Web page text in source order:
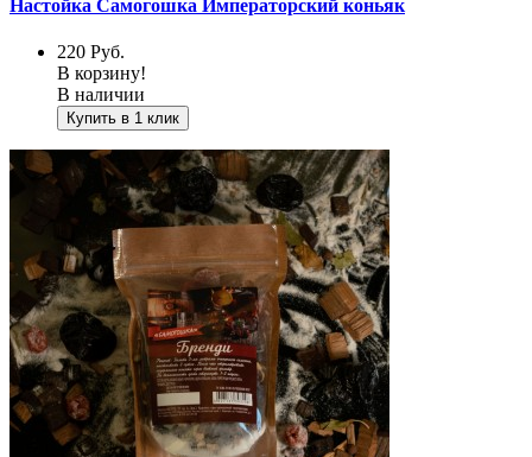
Настойка Самогошка Императорский коньяк
220 Руб.
В корзину!
В наличии
Купить в 1 клик